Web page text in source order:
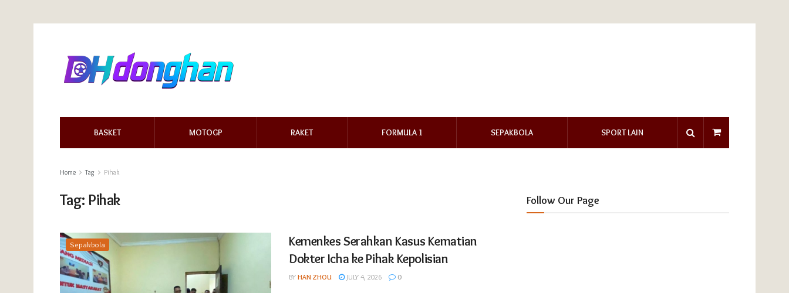
BASKET MOTOGP RAKET FORMULA 1 SEPAKBOLA SPORT LAIN
Home Tag Pihak
Tag: Pihak
Sepakbola
Kemenkes Serahkan Kasus Kematian
Dokter Icha ke Pihak Kepolisian
BY HAN ZHOU JULY 4, 2026 0
Follow Our Page